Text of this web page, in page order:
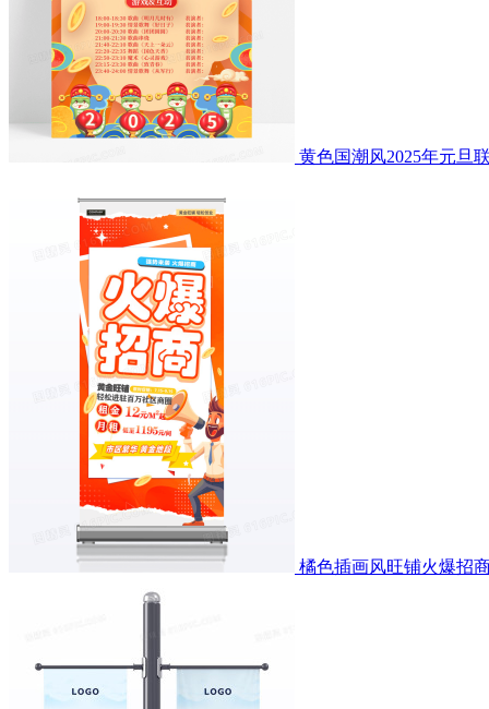
黄色国潮风2025年元旦
橘色插画风旺铺火爆招